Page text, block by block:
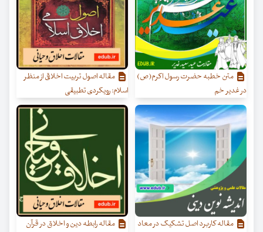
متن خطبه حضرت رسول اکرم(ص)
در غدیر خم
مقاله اصول تربیت اخلاقی از منظر
اسلام: رویکردی تطبیقی
مقاله کاربرد اصل تشکیک در معاد
مقاله رابطه دین و اخلاق در قرآن